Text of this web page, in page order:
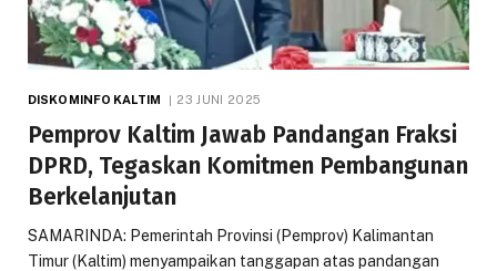
DISKOMINFO KALTIM 23 JUNI 2025
Pemprov Kaltim Jawab Pandangan Fraksi
DPRD, Tegaskan Komitmen Pembangunan
Berkelanjutan
SAMARINDA: Pemerintah Provinsi (Pemprov) Kalimantan
Timur (Kaltim) menyampaikan tanggapan atas pandangan